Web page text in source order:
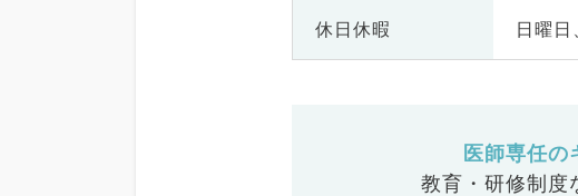
休日休暇 日曜
医師専任の
教育・研修制度